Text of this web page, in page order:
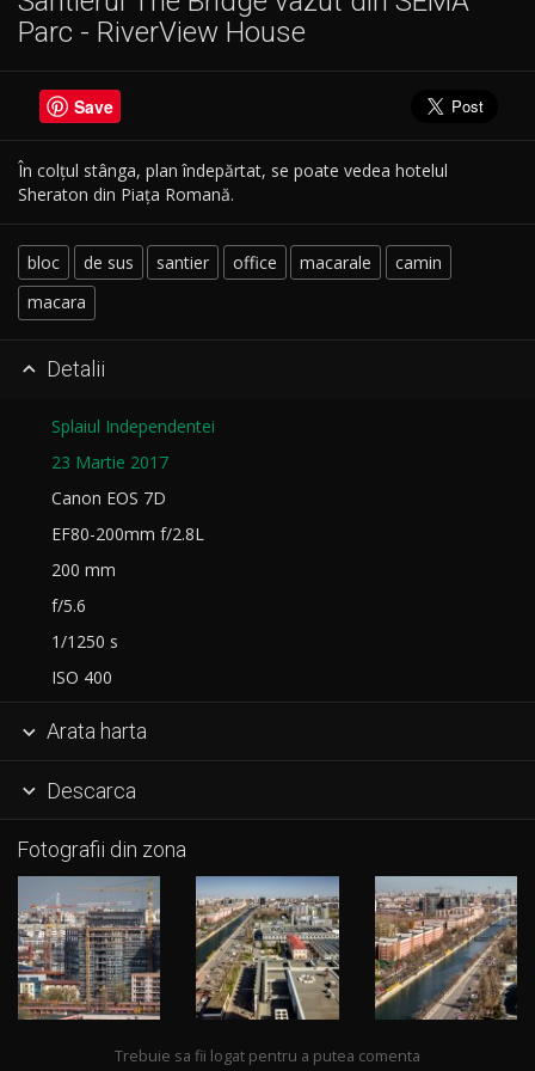
Parc - RiverView House
Save
În colțul stânga, plan îndepărtat, se poate vedea hotelul
Sheraton din Piața Romană.
bloc de sus santier office macarale
camin
macara
 Detalii
Splaiul Independentei
23 Martie 2017
Canon EOS 7D
EF80-200mm f/2.8L
200 mm
f/5.6
1/1250 s
ISO 400
 Arata harta
 Descarca
Fotografii din zona
Trebuie sa fii logat pentru a putea comenta